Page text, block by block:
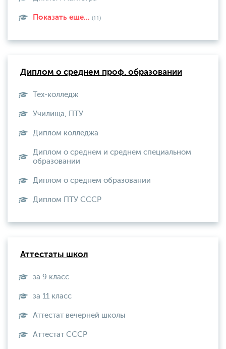
Показать еще... (11)
Диплом о среднем проф. образовании
Тех-колледж
Училища, ПТУ
Диплом колледжа
Диплом о среднем и среднем специальном
образовании
Диплом о среднем образовании
Диплом ПТУ СССР
Аттестаты школ
за 9 класс
за 11 класс
Аттестат вечерней школы
Aттестат СССР